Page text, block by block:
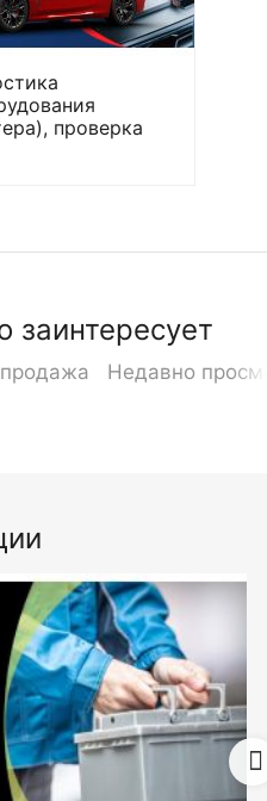
проверка
заинтересует
Недавно